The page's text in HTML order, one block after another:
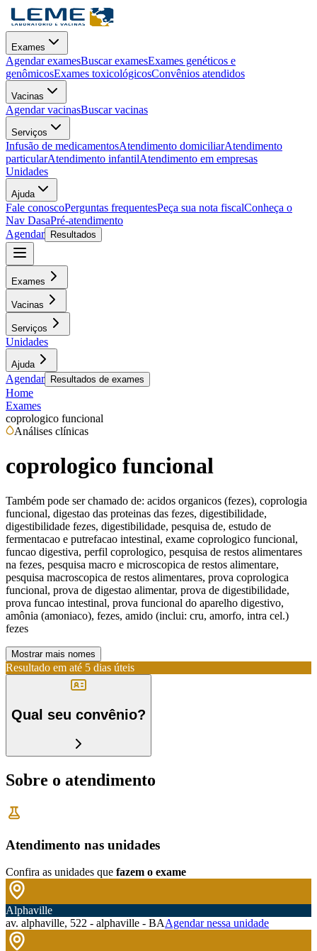
Exames
Agendar examesBuscar examesExames genéticos e
genômicosExames toxicológicosConvênios atendidos
Vacinas
Agendar vacinasBuscar vacinas
Serviços
Infusão de medicamentosAtendimento domiciliarAtendimento
particularAtendimento infantilAtendimento em empresas
Unidades
Ajuda
Fale conoscoPerguntas frequentesPeça sua nota fiscalConheça o
Nav DasaPré-atendimento
Agendar
Resultados
Exames
Vacinas
Serviços
Unidades
Ajuda
Agendar Resultados de exames
Home
Exames
coprologico funcional
Análises clínicas
coprologico funcional
Também pode ser chamado de: acidos organicos (fezes), coprologia
funcional, digestao das proteinas das fezes, digestibilidade,
digestibilidade fezes, digestibilidade, pesquisa de, estudo de
fermentacao e putrefacao intestinal, exame coprologico funcional,
funcao digestiva, perfil coprologico, pesquisa de restos alimentares
na fezes, pesquisa macro e microscopica de restos alimentare,
pesquisa macroscopica de restos alimentares, prova coprologica
funcional, prova de digestao alimentar, prova de digestibilidade,
prova funcao intestinal, prova funcional do aparelho digestivo,
amônia (amoniaco), fezes, amido (inclui: cru, amorfo, intra cel.)
fezes
Mostrar mais nomes
Resultado em até 5 dias úteis
Qual seu convênio?
Sobre o atendimento
Atendimento nas unidades
Confira as unidades que fazem o exame
Alphaville
av. alphaville, 522 - alphaville - BAAgendar nessa unidade